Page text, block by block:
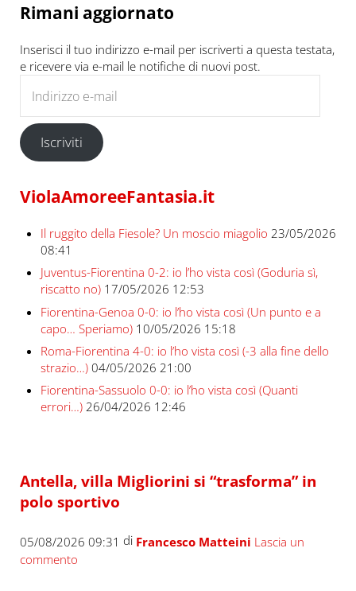
Rimani aggiornato
Inserisci il tuo indirizzo e-mail per iscriverti a questa testata,
e ricevere via e-mail le notifiche di nuovi post.
Iscriviti
ViolaAmoreeFantasia.it
Il ruggito della Fiesole? Un moscio miagolio 23/05/2026
08:41
Juventus-Fiorentina 0-2: io l’ho vista così (Goduria sì,
riscatto no) 17/05/2026 12:53
Fiorentina-Genoa 0-0: io l’ho vista così (Un punto e a
capo… Speriamo) 10/05/2026 15:18
Roma-Fiorentina 4-0: io l’ho vista così (-3 alla fine dello
strazio…) 04/05/2026 21:00
Fiorentina-Sassuolo 0-0: io l’ho vista così (Quanti
errori…) 26/04/2026 12:46
Antella, villa Migliorini si “trasforma” in
polo sportivo
05/08/2026 09:31 di Francesco Matteini Lascia un
commento